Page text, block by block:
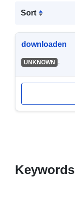
Sort
downloaden
UNKNOWN -
Keywords